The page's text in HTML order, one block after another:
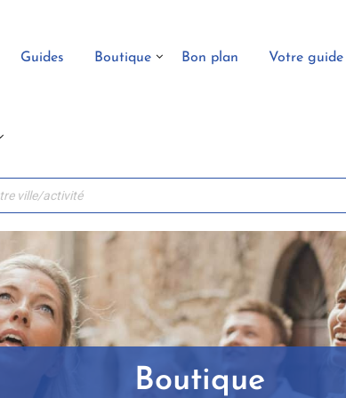
Guides Boutique Bon plan Votre guide
Boutique